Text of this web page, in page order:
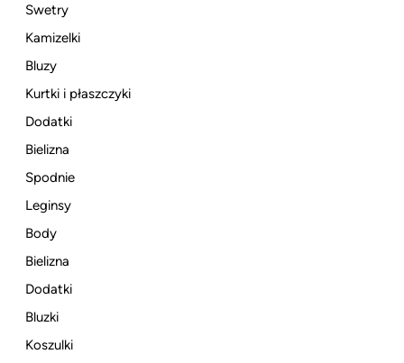
Swetry
Kamizelki
Bluzy
Kurtki i płaszczyki
Dodatki
Bielizna
Spodnie
Leginsy
Body
Bielizna
Dodatki
Bluzki
Koszulki